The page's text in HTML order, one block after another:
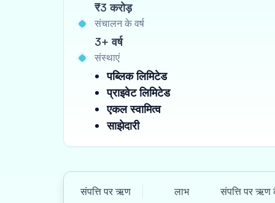
₹3 करोड़
संचालन के वर्ष
3+ वर्ष
संस्थाएं
पब्लिक लिमिटेड
प्राइवेट लिमिटेड
एकल स्वामित्व
साझेदारी
संपत्ति पर ऋण लाभ संपत्ति पर